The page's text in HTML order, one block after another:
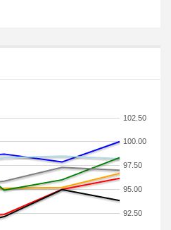
92.50
95.00
97.50
100.00
102.50